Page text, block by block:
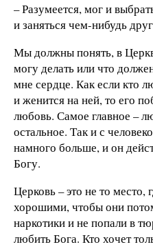
– Разумеется, мог и
и заняться чем-нибудь
Мы должны понять, в
могу делать или что
мне сердце. Как если кто
и женится на ней, то его
любовь. Самое главное –
остальное. Так и с
намного больше, и он
Богу.
Церковь – это не то место,
хорошими, чтобы они
наркотики и не попали в
любить Бога. Кто хочет